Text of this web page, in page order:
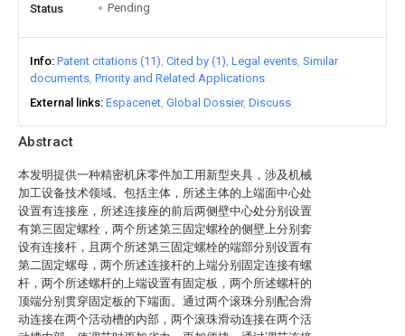
Abstract
本发明提供一种精密机床零件加工用新型夹具，涉及机械
加工设备技术领域。包括主体，所述主体的上端面中心处
设置有连接座，所述连接座的前后两侧壁中心处分别设置
有第三固定螺栓，两个所述第三固定螺栓的侧壁上分别套
设有连接杆，且两个所述第三固定螺栓的端部分别设置有
第二固定螺母，两个所述连接杆的上端分别固定连接有螺
杆，两个所述螺杆的上端设置有固定板，两个所述螺杆的
顶端分别贯穿固定板的下端面。通过两个滚珠分别配合滑
动连接在两个活动槽的内部，两个滚珠滑动连接在两个活
Status Pending
Info Patent citations (11) Cited by (1) Legal events Similar
documents Priority and Related Applications
External links Espacenet Global Dossier Discuss